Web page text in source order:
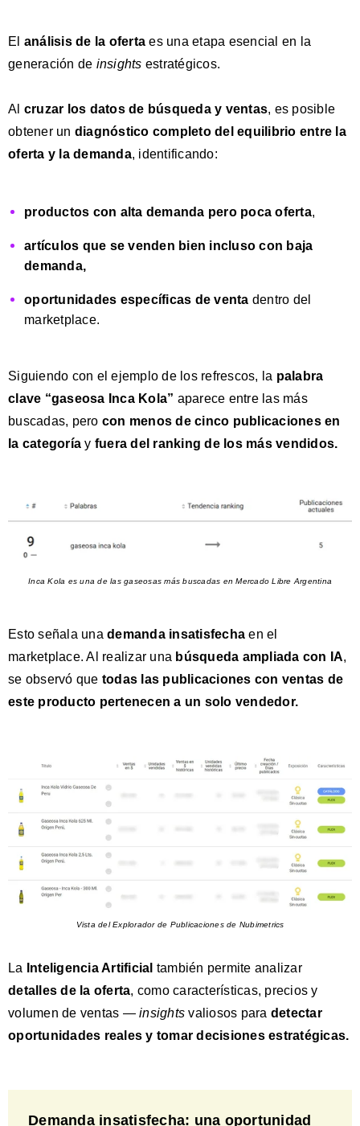
El análisis de la ofertaes una etapa esencial en la
generación de insights estratégicos.
Al cruzar los datos de búsqueda y ventas, es posible
obtener un diagnóstico completodel equilibrio entre la
oferta y la demanda, identificando:
productos con alta demanda pero poca oferta,
artículos que se venden bien incluso con baja
demanda,
oportunidades específicas de venta dentro del
marketplace.
Siguiendo con el ejemplo de los refrescos, la palabra
clave “gaseosa Inca Kola” aparece entre las más
buscadas, pero con menos de cinco publicaciones en
la categoría y fuera del ranking de los más vendidos.
Inca Kola es una de las gaseosas más buscadas en Mercado Libre Argentina
Esto señala una demanda insatisfecha en el
marketplace. Al realizar una búsqueda ampliada con IA,
se observó que todas las publicaciones con ventas de
este producto pertenecen a un solo vendedor.
Vista del Explorador de Publicaciones de Nubimetrics
La Inteligencia Artificial también permite analizar
detalles de la oferta, como características, precios y
volumen de ventas — insights valiosos para detectar
oportunidades reales y tomar decisiones estratégicas.
Demanda insatisfecha: una oportunidad